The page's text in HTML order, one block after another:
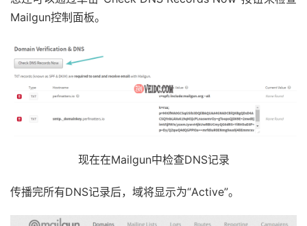
Mailgun控制面板。
现在在Mailgun中检查DNS记录
传播完所有DNS记录后，域将显示为“Active”。